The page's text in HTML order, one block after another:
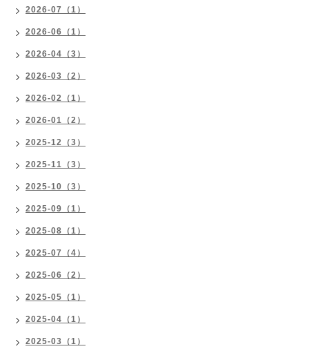
2026-07（1）
2026-06（1）
2026-04（3）
2026-03（2）
2026-02（1）
2026-01（2）
2025-12（3）
2025-11（3）
2025-10（3）
2025-09（1）
2025-08（1）
2025-07（4）
2025-06（2）
2025-05（1）
2025-04（1）
2025-03（1）